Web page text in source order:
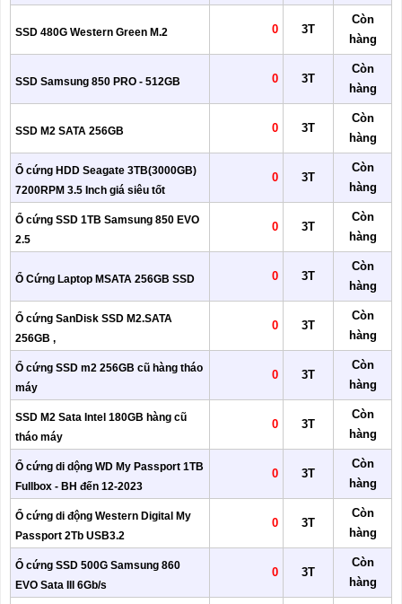
SSD 480G Western Green M.2 0 3T
Còn
hàng
SSD Samsung 850 PRO - 512GB 0 3T
Còn
hàng
SSD M2 SATA 256GB 0 3T
Còn
hàng
Ổ cứng HDD Seagate 3TB(3000GB)
7200RPM 3.5 Inch giá siêu tốt
0 3T
Còn
hàng
Ổ cứng SSD 1TB Samsung 850 EVO
2.5
0 3T
Còn
hàng
Ổ Cứng Laptop MSATA 256GB SSD 0 3T
Còn
hàng
Ổ cứng SanDisk SSD M2.SATA
256GB ,
0 3T
Còn
hàng
Ổ cứng SSD m2 256GB cũ hàng tháo
máy
0 3T
Còn
hàng
SSD M2 Sata Intel 180GB hàng cũ
tháo máy
0 3T
Còn
hàng
Ổ cứng di dộng WD My Passport 1TB
Fullbox - BH đến 12-2023
0 3T
Còn
hàng
Ổ cứng di động Western Digital My
Passport 2Tb USB3.2
0 3T
Còn
hàng
Ổ cứng SSD 500G Samsung 860
EVO Sata III 6Gb/s
0 3T
Còn
hàng